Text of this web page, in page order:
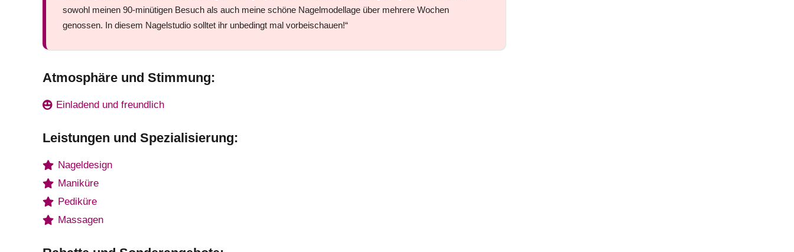
sowohl meinen 90-minütigen Besuch als auch meine schöne Nagelmodellage über mehrere Wochen
genossen. In diesem Nagelstudio solltet ihr unbedingt mal vorbeischauen!“
Atmosphäre und Stimmung:
Einladend und freundlich
Leistungen und Spezialisierung:
Nageldesign
Maniküre
Pediküre
Massagen